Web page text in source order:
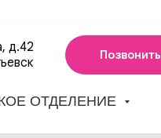
д.42
Позвонить
ОТДЕЛЕНИЕ